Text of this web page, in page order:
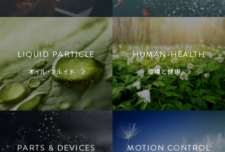
LIQUID PARTICLE
オイル・フルイド
HUMAN-HEALTH
環境と健康
PARTS & DEVICES MOTION CONTROL